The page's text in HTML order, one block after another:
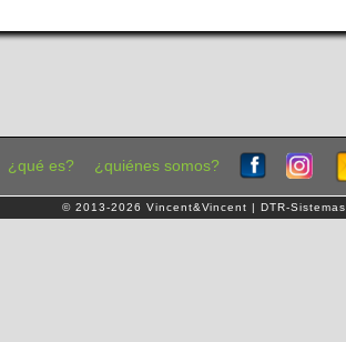
¿qué es? ¿quiénes somos?
© 2013-2026 Vincent&Vincent | DTR-Sistemas